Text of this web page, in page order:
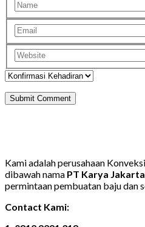
Kami adalah perusahaan
dibawah nama PT Karya
permintaan pembuatan baju dan
Contact Kami: